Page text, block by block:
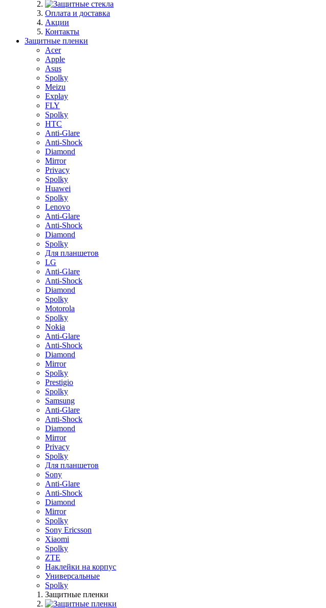
Оплата и доставка
Акции
Контакты
Защитные пленки
Acer
Apple
Asus
Spolky
Meizu
Explay
FLY
Spolky
HTC
Anti-Glare
Anti-Shock
Diamond
Mirror
Privacy
Spolky
Huawei
Spolky
Lenovo
Anti-Glare
Anti-Shock
Diamond
Spolky
Для планшетов
LG
Anti-Glare
Anti-Shock
Diamond
Spolky
Motorola
Spolky
Nokia
Anti-Glare
Anti-Shock
Diamond
Mirror
Spolky
Prestigio
Spolky
Samsung
Anti-Glare
Anti-Shock
Diamond
Mirror
Privacy
Spolky
Для планшетов
Sony
Anti-Glare
Anti-Shock
Diamond
Mirror
Spolky
Sony Ericsson
Xiaomi
Spolky
ZTE
Наклейки на корпус
Универсальные
Spolky
Защитные пленки